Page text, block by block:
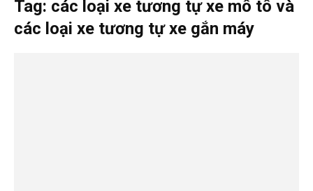
Tag: các loại xe tương tự xe mô tô và
các loại xe tương tự xe gắn máy